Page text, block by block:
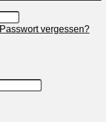
Passwort vergessen?